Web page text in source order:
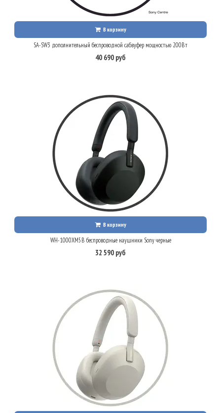
В корзину
SA-SW3 дополнительный беспроводной сабвуфер мощностью 200Вт
40 690 руб
В корзину
WH-1000XM5B беспроводные наушники Sony черные
32 590 руб